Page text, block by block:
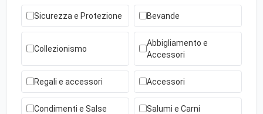
Sicurezza e Protezione Bevande
Collezionismo
Abbigliamento e
Accessori
Regali e accessori Accessori
Condimenti e Salse Salumi e Carni